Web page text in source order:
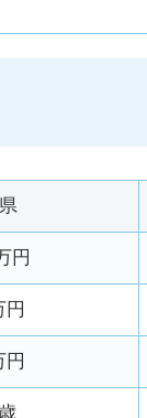
円
円
円